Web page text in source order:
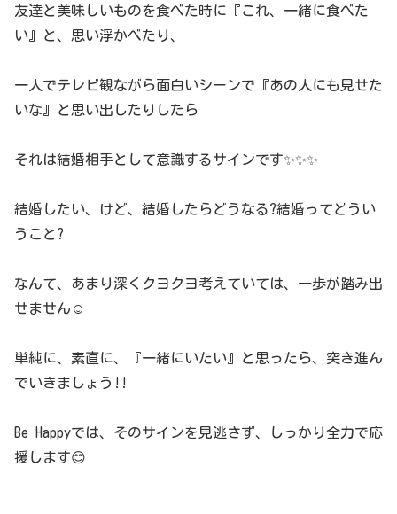
友達と美味しいものを食べた時に『これ、一緒に食べた
い』と、思い浮かべたり、
一人でテレビ観ながら面白いシーンで『あの人にも見せた
いな』と思い出したりしたら
それは結婚相手として意識するサインです✨✨✨
結婚したい、けど、結婚したらどうなる?結婚ってどうい
うこと?
なんて、あまり深くクヨクヨ考えていては、一歩が踏み出
せません☺️
単純に、素直に、『一緒にいたい』と思ったら、突き進ん
でいきましょう!!️
Be Happyでは、そのサインを見逃さず、しっかり全力で応
援します😊